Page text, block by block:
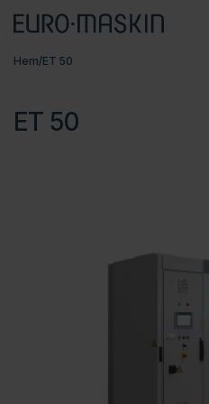
Huvudmeny
Produkter
Om Euromaskin
Hem/ET 50
ET 50